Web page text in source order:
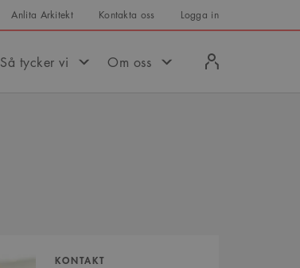
Anlita Arkitekt Kontakta oss Logga in
Så tycker vi Om oss
in
KONTAKT